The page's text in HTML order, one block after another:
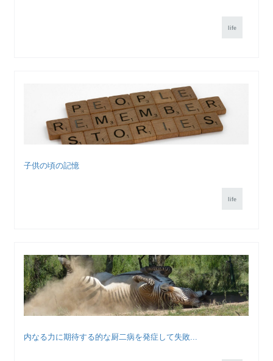
life
子供の頃の記憶
life
内なる力に期待する的な厨二病を発症して失敗...